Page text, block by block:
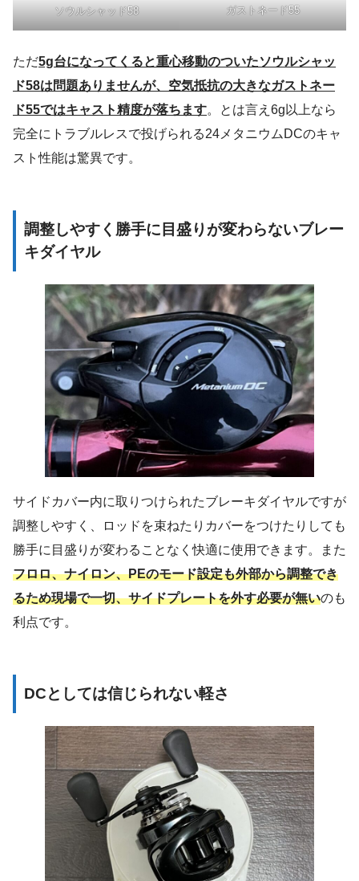
ソウルシャッド58 ガストネード55
ただ5g台になってくると重心移動のついたソウルシャッ
ド58は問題ありませんが、空気抵抗の大きなガストネー
ド55ではキャスト精度が落ちます。とは言え6g以上なら
完全にトラブルレスで投げられる24メタニウムDCのキャ
スト性能は驚異です。
調整しやすく勝手に目盛りが変わらないブレー
キダイヤル
サイドカバー内に取りつけられたブレーキダイヤルですが
調整しやすく、ロッドを束ねたりカバーをつけたりしても
勝手に目盛りが変わることなく快適に使用できます。また
フロロ、ナイロン、PEのモード設定も外部から調整でき
るため現場で一切、サイドプレートを外す必要が無いのも
利点です。
DCとしては信じられない軽さ